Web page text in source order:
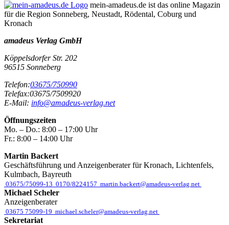
mein-amadeus.de ist das online Magazin
für die Region Sonneberg, Neustadt, Rödental, Coburg und
Kronach
amadeus Verlag GmbH
Köppelsdorfer Str. 202
96515 Sonneberg
Telefon:03675/750990
Telefax:03675/7509920
E-Mail: info@amadeus-verlag.net
Öffnungszeiten
Mo. – Do.: 8:00 – 17:00 Uhr
Fr.: 8:00 – 14:00 Uhr
Martin Backert
Geschäftsführung und Anzeigenberater für Kronach, Lichtenfels,
Kulmbach, Bayreuth
03675/75099-13 0170/8224157 martin.backert@amadeus-verlag.net
Michael Scheler
Anzeigenberater
03675 75099-19 michael.scheler@amadeus-verlag.net
Sekretariat